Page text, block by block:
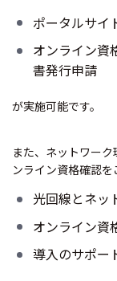
ポータルサイ
オンライン資
書発行申請
が実施可能です。
また、ネットワー
ンライン資格確認
光回線とネッ
オンライン資
導入のサポー